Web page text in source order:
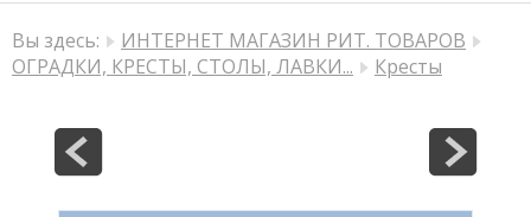
Вы здесь:
ИНТЕРНЕТ МАГАЗИН РИТ. ТОВАРОВ
ОГРАДКИ, КРЕСТЫ, СТОЛЫ, ЛАВКИ...
Кресты